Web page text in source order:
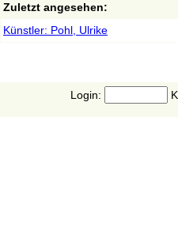
Zuletzt angesehen:
Künstler: Pohl, Ulrike
Login: